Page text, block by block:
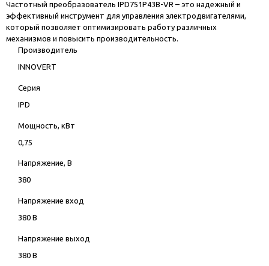
Частотный преобразователь IPD751P43B-VR – это надежный и
эффективный инструмент для управления электродвигателями,
который позволяет оптимизировать работу различных
механизмов и повысить производительность.
Производитель
INNOVERT
Серия
IPD
Мощность, кВт
0,75
Напряжение, В
380
Напряжение вход
380 В
Напряжение выход
380 В